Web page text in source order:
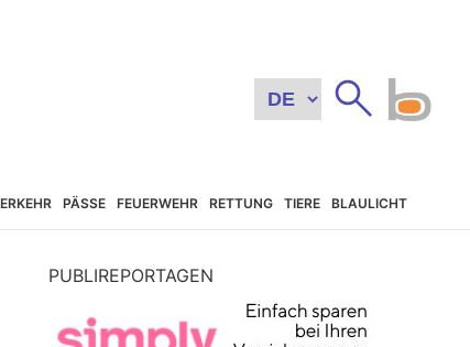
PÄSSE FEUERWEHR RETTUNG TIERE BLAULICHT
PUBLIREPORTAGEN